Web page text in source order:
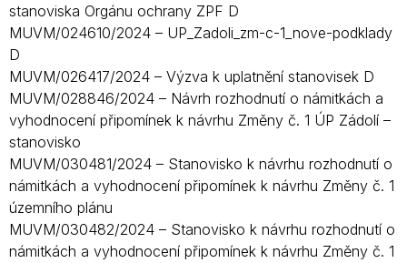
stanoviska Orgánu ochrany ZPF D
MUVM/024610/2024 – UP_Zadoli_zm-c-1_nove-podklady
D
MUVM/026417/2024 – Výzva k uplatnění stanovisek D
MUVM/028846/2024 – Návrh rozhodnutí o námitkách a
vyhodnocení připomínek k návrhu Změny č. 1 ÚP Zádolí –
stanovisko
MUVM/030481/2024 – Stanovisko k návrhu rozhodnutí o
námitkách a vyhodnocení připomínek k návrhu Změny č. 1
územního plánu
MUVM/030482/2024 – Stanovisko k návrhu rozhodnutí o
námitkách a vyhodnocení připomínek k návrhu Změny č. 1